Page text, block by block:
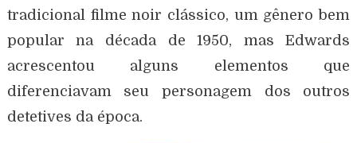
tradicional filme noir clássico, um gênero bem
popular na década de 1950, mas Edwards
acrescentou alguns elementos que
diferenciavam seu personagem dos outros
detetives da época.